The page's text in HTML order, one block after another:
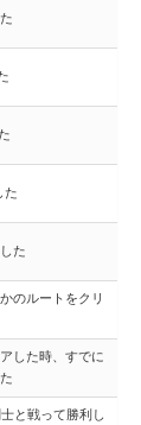
た
た
のルートをクリ
した時、すでに
と戦って勝利し